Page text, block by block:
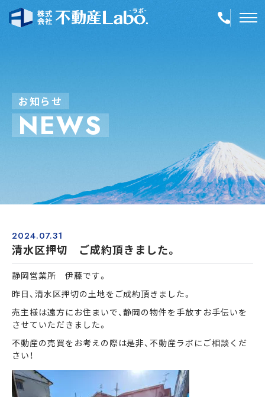
空き家再生
会社案内
店舗紹介
簡単！不動産査定
まずは何でもお気軽に
お問い合わせ・ご相談ください！
0120-41-1173
メールでお問い合わせ
お知らせ
NEWS
2024.07.31
清水区押切 ご成約頂きました。
静岡営業所 伊藤です。
昨日、清水区押切の土地をご成約頂きました。
売主様は遠方にお住まいで、静岡の物件を手放すお手伝いを
させていただきました。
不動産の売買をお考えの際は是非、不動産ラボにご相談くだ
さい！